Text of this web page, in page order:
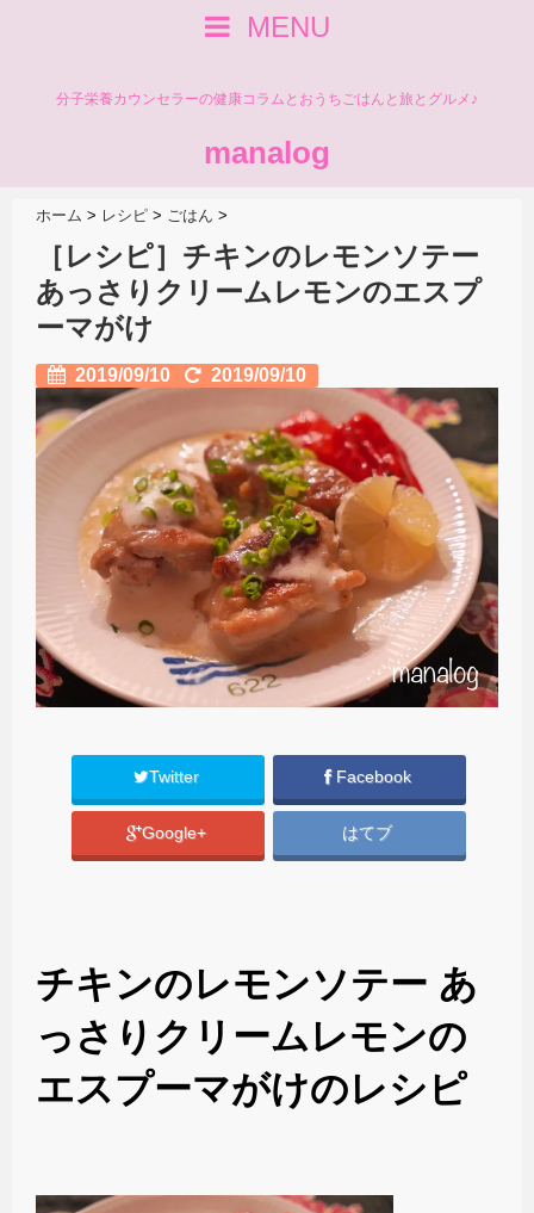
MENU
分子栄養カウンセラーの健康コラムとおうちごはんと旅とグルメ♪
manalog
ホーム > レシピ > ごはん >
［レシピ］チキンのレモンソテー
あっさりクリームレモンのエスプ
ーマがけ
2019/09/10 2019/09/10
Twitter Facebook
Google+ はてブ
チキンのレモンソテー あ
っさりクリームレモンの
エスプーマがけのレシピ